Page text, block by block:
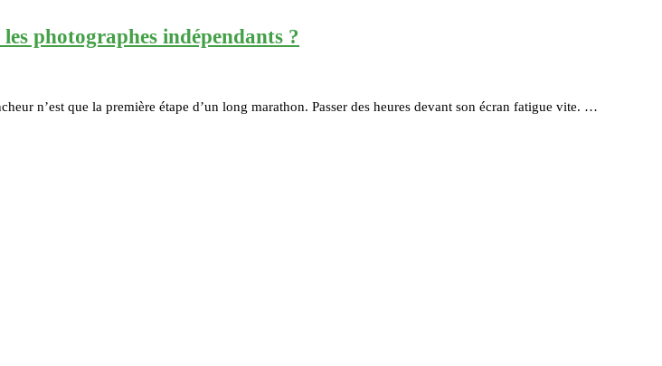
photographes indépendants ?
n’est que la première étape d’un long marathon. Passer des heures devant son écran fatigue vite. …